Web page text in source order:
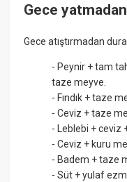
Gece
Gece atıştırmadan
- Peynir + tam
taze meyve.
- Fındık + taze
- Ceviz + taze
- Leblebi + ceviz
- Ceviz + kuru
- Badem + taze
- Süt + yulaf